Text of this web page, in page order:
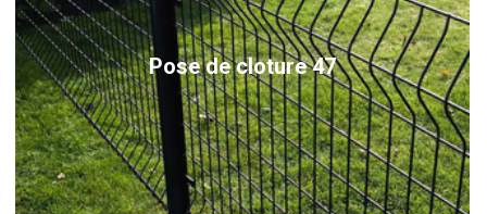
Pose de cloture 47